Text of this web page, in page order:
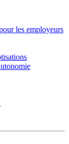
les employeurs